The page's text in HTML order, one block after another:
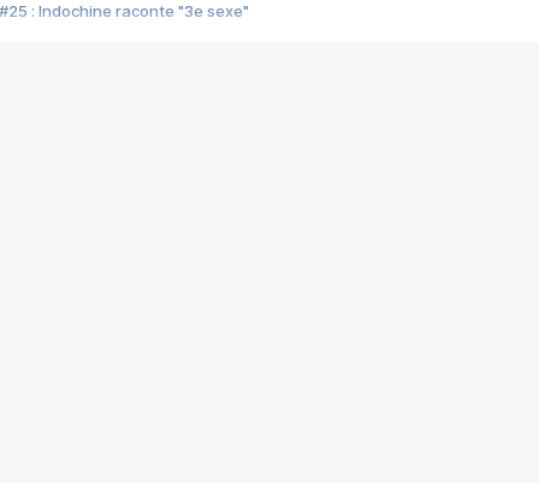
#25 : Indochine raconte "3e sexe"